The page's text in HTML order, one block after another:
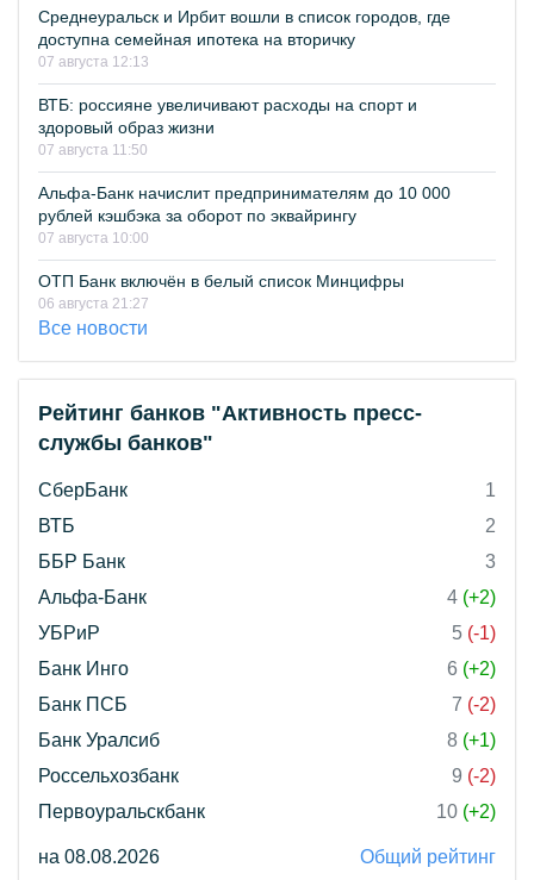
Среднеуральск и Ирбит вошли в список городов, где
доступна семейная ипотека на вторичку
07 августа 12:13
ВТБ: россияне увеличивают расходы на спорт и
здоровый образ жизни
07 августа 11:50
Альфа-Банк начислит предпринимателям до 10 000
рублей кэшбэка за оборот по эквайрингу
07 августа 10:00
ОТП Банк включён в белый список Минцифры
06 августа 21:27
Все новости
Рейтинг банков "Активность пресс-
службы банков"
СберБанк
1
ВТБ
2
ББР Банк
3
Альфа-Банк
4 (+2)
УБРиР
5 (-1)
Банк Инго
6 (+2)
Банк ПСБ
7 (-2)
Банк Уралсиб
8 (+1)
Россельхозбанк
9 (-2)
Первоуральскбанк
10 (+2)
на 08.08.2026 Общий рейтинг